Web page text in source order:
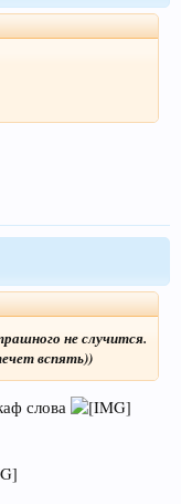
не случится.
вспять))
слова